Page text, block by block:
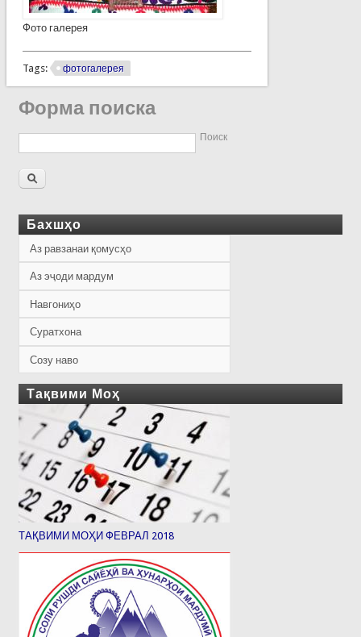
Фото галерея
Tags: фотогалерея
Форма поиска
Поиск
Бахшҳо
Аз равзанаи қомусҳо
Аз эҷоди мардум
Навгониҳо
Суратхона
Созу наво
Тақвими Моҳ
ТАҚВИМИ МОҲИ ФЕВРАЛ 2018